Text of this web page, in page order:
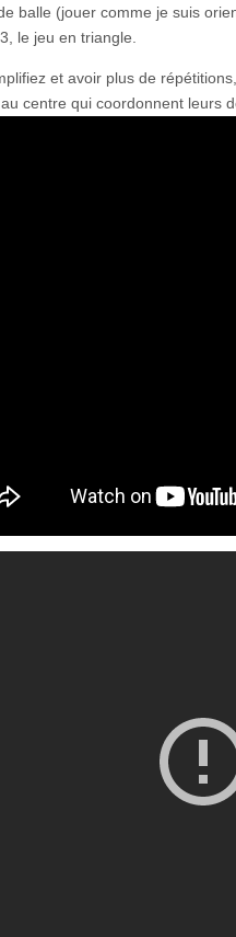
balle (jouer comme je suis
le jeu en triangle.
et avoir plus de
centre qui coordonnent leurs